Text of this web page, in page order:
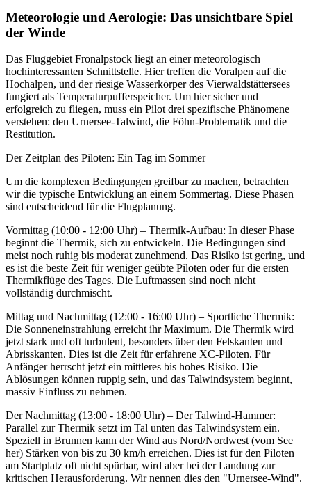
Meteorologie und Aerologie: Das unsichtbare Spiel
der Winde
Das Fluggebiet Fronalpstock liegt an einer meteorologisch
hochinteressanten Schnittstelle. Hier treffen die Voralpen auf die
Hochalpen, und der riesige Wasserkörper des Vierwaldstättersees
fungiert als Temperaturpufferspeicher. Um hier sicher und
erfolgreich zu fliegen, muss ein Pilot drei spezifische Phänomene
verstehen: den Urnersee-Talwind, die Föhn-Problematik und die
Restitution.
Der Zeitplan des Piloten: Ein Tag im Sommer
Um die komplexen Bedingungen greifbar zu machen, betrachten
wir die typische Entwicklung an einem Sommertag. Diese Phasen
sind entscheidend für die Flugplanung.
Vormittag (10:00 - 12:00 Uhr) – Thermik-Aufbau: In dieser Phase
beginnt die Thermik, sich zu entwickeln. Die Bedingungen sind
meist noch ruhig bis moderat zunehmend. Das Risiko ist gering, und
es ist die beste Zeit für weniger geübte Piloten oder für die ersten
Thermikflüge des Tages. Die Luftmassen sind noch nicht
vollständig durchmischt.
Mittag und Nachmittag (12:00 - 16:00 Uhr) – Sportliche Thermik:
Die Sonneneinstrahlung erreicht ihr Maximum. Die Thermik wird
jetzt stark und oft turbulent, besonders über den Felskanten und
Abrisskanten. Dies ist die Zeit für erfahrene XC-Piloten. Für
Anfänger herrscht jetzt ein mittleres bis hohes Risiko. Die
Ablösungen können ruppig sein, und das Talwindsystem beginnt,
massiv Einfluss zu nehmen.
Der Nachmittag (13:00 - 18:00 Uhr) – Der Talwind-Hammer:
Parallel zur Thermik setzt im Tal unten das Talwindsystem ein.
Speziell in Brunnen kann der Wind aus Nord/Nordwest (vom See
her) Stärken von bis zu 30 km/h erreichen. Dies ist für den Piloten
am Startplatz oft nicht spürbar, wird aber bei der Landung zur
kritischen Herausforderung. Wir nennen dies den "Urnersee-Wind".